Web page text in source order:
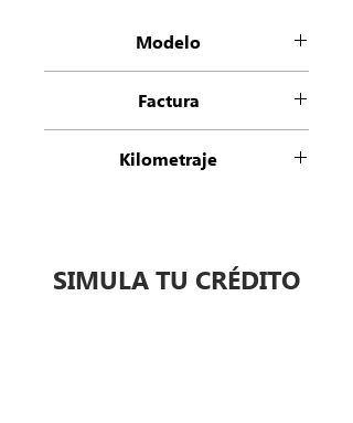
Modelo
Factura
Kilometraje
SIMULA TU CRÉDITO